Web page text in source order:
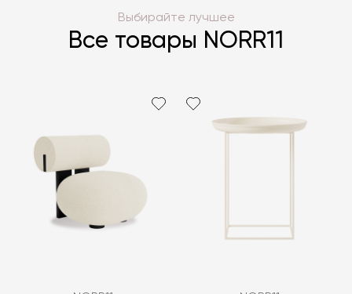
Выбирайте лучшее
Все товары NORR11